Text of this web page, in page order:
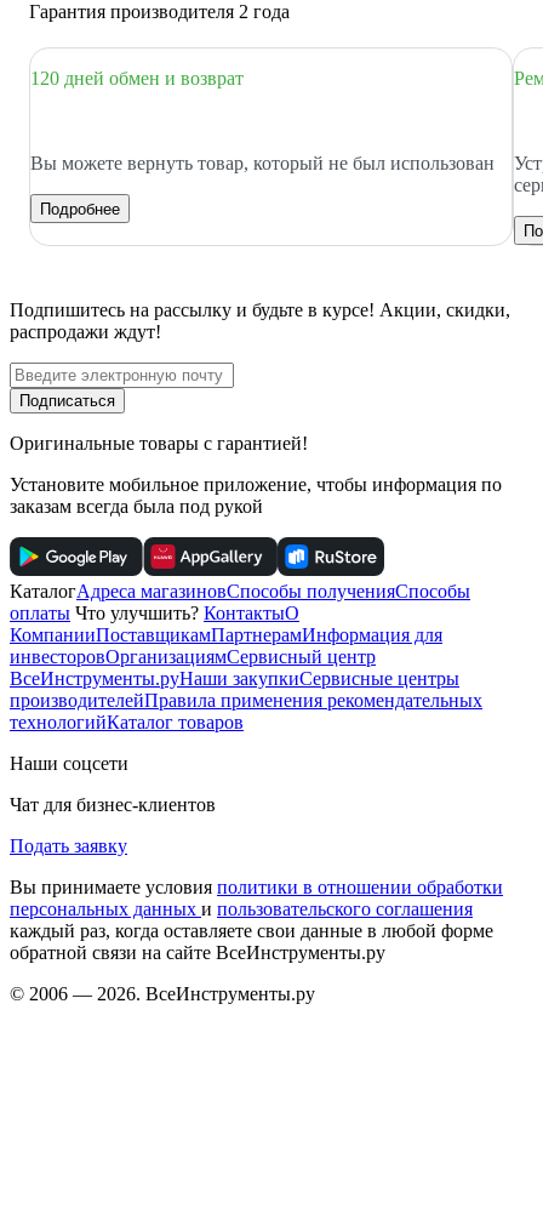
Гарантия производителя 2 года
120 дней обмен и возврат
Вы можете вернуть товар, который не был использован
Подробнее
Подпишитесь на рассылку и будьте в курсе! Акции, скидки,
распродажи ждут!
Подписаться
Оригинальные товары с гарантией!
Установите мобильное приложение, чтобы информация по
заказам всегда была под рукой
КаталогАдреса магазиновСпособы полученияСпособы
оплаты Что улучшить? КонтактыО
КомпанииПоставщикамПартнерамИнформация для
инвесторовОрганизациямСервисный центр
ВсеИнструменты.руНаши закупкиСервисные центры
производителейПравила применения рекомендательных
технологийКаталог товаров
Наши соцсети
Чат для бизнес-клиентов
Подать заявку
Вы принимаете условия политики в отношении обработки
персональных данных и пользовательского соглашения
каждый раз, когда оставляете свои данные в любой форме
обратной связи на сайте ВсеИнструменты.ру
© 2006 — 2026. ВсеИнструменты.ру